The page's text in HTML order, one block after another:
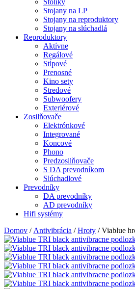
Stolíky
Stojany na LP
Stojany na reproduktory
Stojany na slúchadlá
Reproduktory
Aktívne
Regálové
Stĺpové
Prenosné
Kino sety
Stredové
Subwoofery
Exteriérové
Zosilňovače
Elektrónkové
Integrované
Koncové
Phono
Predzosilňovače
S DA prevodníkom
Slúchadlové
Prevodníky
DA prevodníky
AD prevodníky
Hifi systémy
Domov / Antivibrácia /Hroty / Viablue